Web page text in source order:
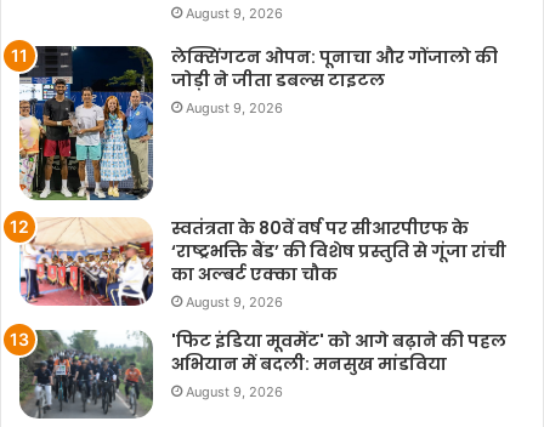
August 9, 2026
लेक्सिंगटन ओपन: पूनाचा और गोंजालो की
जोड़ी ने जीता डबल्स टाइटल
August 9, 2026
स्वतंत्रता के 80वें वर्ष पर सीआरपीएफ के
‘राष्ट्रभक्ति बैंड’ की विशेष प्रस्तुति से गूंजा रांची
का अल्बर्ट एक्का चौक
August 9, 2026
'फिट इंडिया मूवमेंट' को आगे बढ़ाने की पहल
अभियान में बदली: मनसुख मांडविया
August 9, 2026